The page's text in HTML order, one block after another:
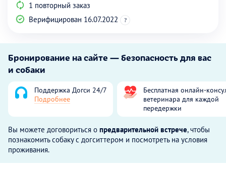
1 повторный заказ
Верифицирован 16.07.2022
?
Бронирование на сайте — безопасность для вас
и собаки
Поддержка Догси 24/7
Подробнее
Бесплатная онлайн-
ветеринара для каждой
передержки
Вы можете договориться о предварительной встрече, чтобы
познакомить собаку с догситтером и посмотреть на условия
проживания.